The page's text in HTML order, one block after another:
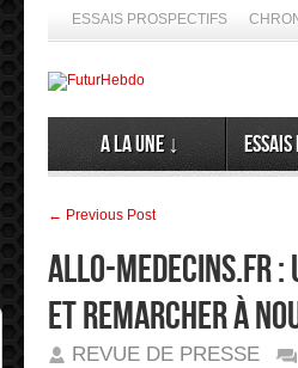
ESSAIS PROSPECTIFS
A la Une ↓
← Previous Post
allo-medecins.fr :
et remarcher à
REVUE DE PRESSE